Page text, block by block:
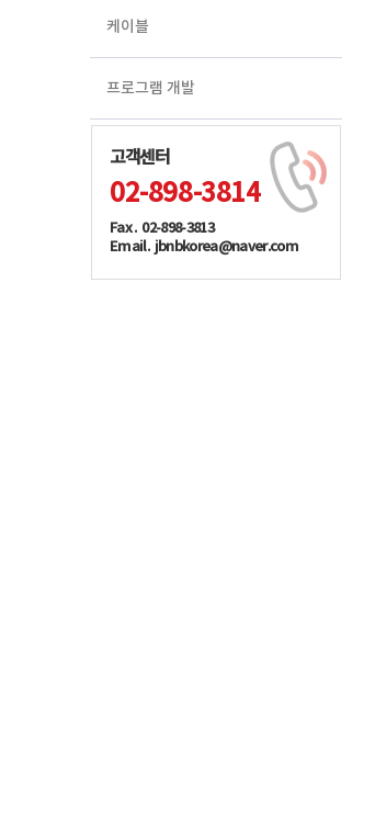
케이블
프로그램 개발
고객센터
02-898-3814
Fax . 02-898-3813
Email. jbnbkorea@naver.com